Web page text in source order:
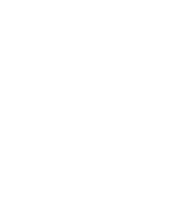
Mokymų dalyviai aptarė vertinimo
klaidas, o darbo grupėse metu mokėsi